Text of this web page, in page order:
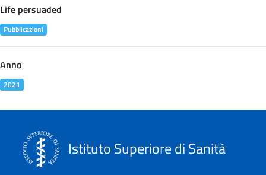
Life persuaded
Pubblicazioni
Anno
2021
Istituto Superiore di Sanità